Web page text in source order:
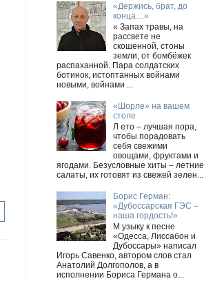
«Держись, брат, до
конца…»
« Запах травы, на
рассвете не
скошенной, стоны
земли, от бомбёжек
распаханной. Пара солдатских
ботинок, истоптанных войнами
новыми, войнами ...
«Шорле» на вашем
столе
Л ето – лучшая пора,
чтобы порадовать
себя свежими
овощами, фруктами и
ягодами. Безусловные хиты – летние
салаты, их готовят из свежей зелен...
Борис Герман:
«Дубоссарская ГЭС –
наша гордость!»
М узыку к песне
«Одесса, Лиссабон и
Дубоссары» написал
Игорь Савенко, автором слов стал
Анатолий Долгополов, а в
исполнении Бориса Германа о...